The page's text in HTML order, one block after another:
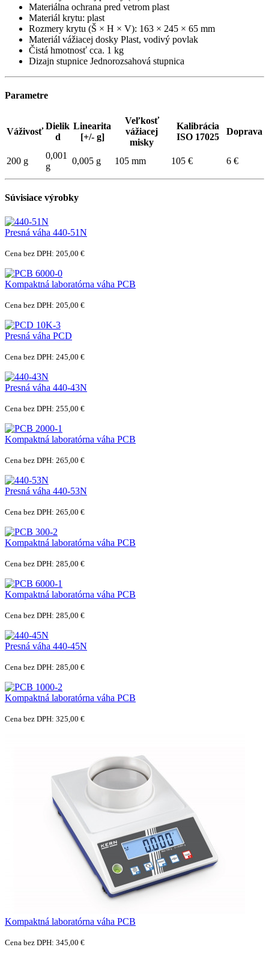
Materiálna ochrana pred vetrom plast
Materiál krytu: plast
Rozmery krytu (Š × H × V): 163 × 245 × 65 mm
Materiál vážiacej dosky Plast, vodivý povlak
Čistá hmotnosť cca. 1 kg
Dizajn stupnice Jednorozsahová stupnica
Parametre
Váživosť
Dielik
d
Linearita
[+/- g]
Veľkosť
vážiacej
misky
Kalibrácia
ISO 17025
Doprava
200 g
0,001
g
0,005 g 105 mm 105 € 6 €
Súvisiace výrobky
Presná váha 440-51N
Cena bez DPH: 205,00 €
Kompaktná laboratórna váha PCB
Cena bez DPH: 205,00 €
Presná váha PCD
Cena bez DPH: 245,00 €
Presná váha 440-43N
Cena bez DPH: 255,00 €
Kompaktná laboratórna váha PCB
Cena bez DPH: 265,00 €
Presná váha 440-53N
Cena bez DPH: 265,00 €
Kompaktná laboratórna váha PCB
Cena bez DPH: 285,00 €
Kompaktná laboratórna váha PCB
Cena bez DPH: 285,00 €
Presná váha 440-45N
Cena bez DPH: 285,00 €
Kompaktná laboratórna váha PCB
Cena bez DPH: 325,00 €
Kompaktná laboratórna váha PCB
Cena bez DPH: 345,00 €